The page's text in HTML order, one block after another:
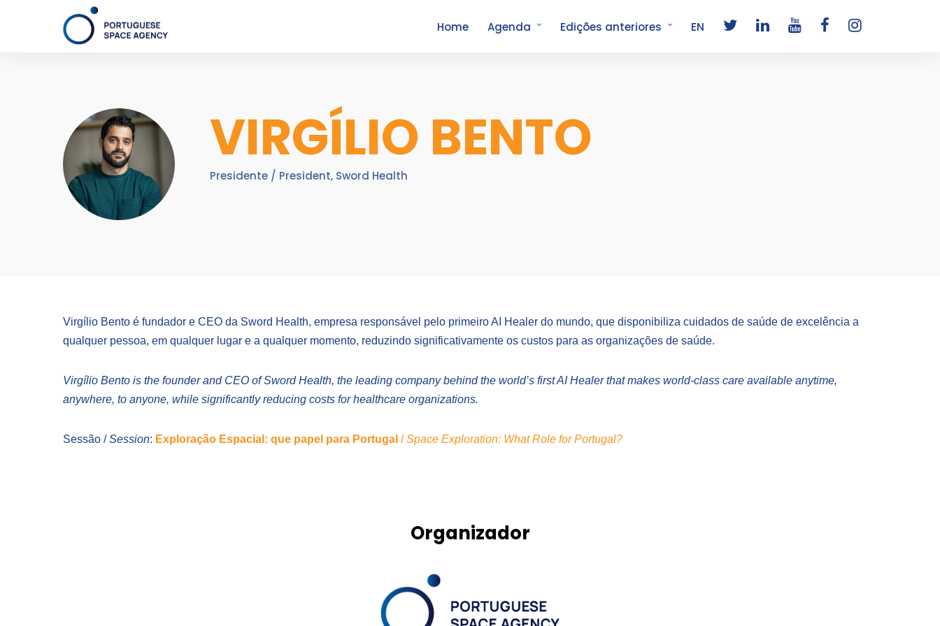
Home Agenda Edições anteriores EN
VIRGÍLIO BENTO
Presidente / President, Sword Health
Virgílio Bento é fundador e CEO da Sword Health, empresa responsável pelo primeiro AI Healer do mundo, que disponibiliza cuidados de saúde de excelência a
qualquer pessoa, em qualquer lugar e a qualquer momento, reduzindo significativamente os custos para as organizações de saúde.
Virgílio Bento is the founder and CEO of Sword Health, the leading company behind the world’s first AI Healer that makes world-class care available anytime,
anywhere, to anyone, while significantly reducing costs for healthcare organizations.
Sessão /Session: Exploração Espacial: que papel para Portugal /Space Exploration: What Role for Portugal?
Organizador